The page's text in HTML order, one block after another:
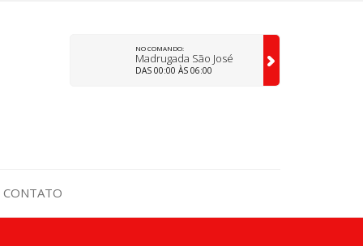
NO COMANDO:
Madrugada São José
DAS 00:00 ÀS 06:00
CONTATO